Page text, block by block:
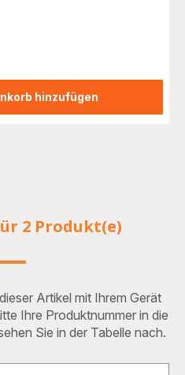
hinzufügen
2 Produkt(e)
Artikel mit Ihrem Gerät
Ihre Produktnummer in die
Sie in der Tabelle nach.